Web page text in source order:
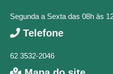
Segunda a Sexta das 08h às
Telefone
62 3532-2046